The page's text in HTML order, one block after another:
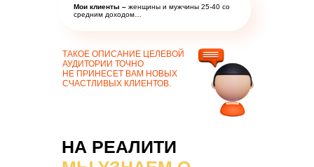
НА РЕАЛИТИ
ТАКОЕ ОПИСАНИЕ ЦЕЛЕВОЙ
АУДИТОРИИ ТОЧНО
НЕ ПРИНЕСЕТ ВАМ НОВЫХ
СЧАСТЛИВЫХ КЛИЕНТОВ.
Мои клиенты – женщины и мужчины 25-40 со
средним доходом…